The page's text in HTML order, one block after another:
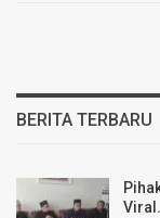
BERITA TERBARU